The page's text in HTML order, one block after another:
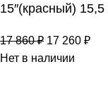
15″(красный) 15,5
17 860₽ 17 260 ₽
Нет в наличии